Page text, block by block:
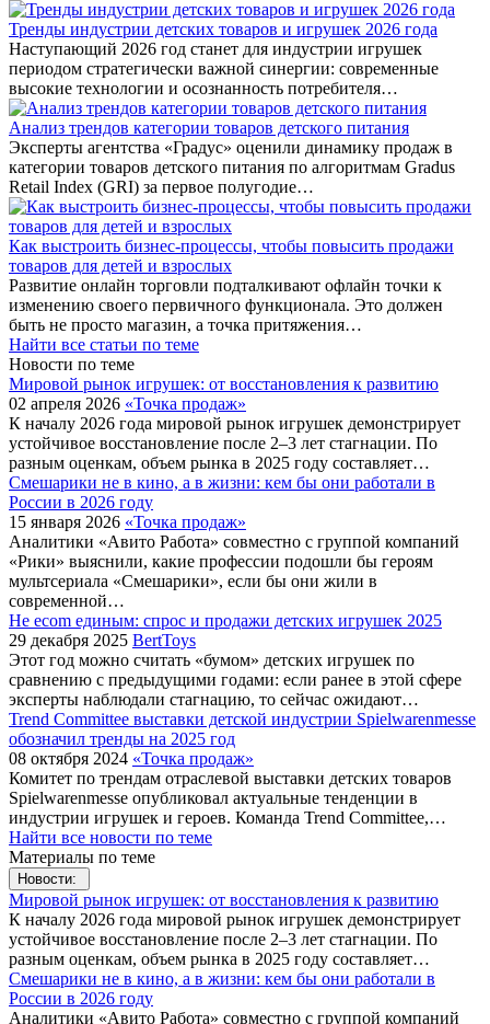
Тренды индустрии детских товаров и игрушек 2026 года
Наступающий 2026 год станет для индустрии игрушек
периодом стратегически важной синергии: современные
высокие технологии и осознанность потребителя…
Анализ трендов категории товаров детского питания
Эксперты агентства «Градус» оценили динамику продаж в
категории товаров детского питания по алгоритмам Gradus
Retail Index (GRI) за первое полугодие…
Как выстроить бизнес-процессы, чтобы повысить продажи
товаров для детей и взрослых
Развитие онлайн торговли подталкивают офлайн точки к
изменению своего первичного функционала. Это должен
быть не просто магазин, а точка притяжения…
Найти все статьи по теме
Новости по теме
Мировой рынок игрушек: от восстановления к развитию
02 апреля 2026 «Точка продаж»
К началу 2026 года мировой рынок игрушек демонстрирует
устойчивое восстановление после 2–3 лет стагнации. По
разным оценкам, объем рынка в 2025 году составляет…
Смешарики не в кино, а в жизни: кем бы они работали в
России в 2026 году
15 января 2026 «Точка продаж»
Аналитики «Авито Работа» совместно с группой компаний
«Рики» выяснили, какие профессии подошли бы героям
мультсериала «Смешарики», если бы они жили в
современной…
Не ecom единым: спрос и продажи детских игрушек 2025
29 декабря 2025 BertToys
Этот год можно считать «бумом» детских игрушек по
сравнению с предыдущими годами: если ранее в этой сфере
эксперты наблюдали стагнацию, то сейчас ожидают…
Trend Committee выставки детской индустрии Spielwarenmesse
обозначил тренды на 2025 год
08 октября 2024 «Точка продаж»
Комитет по трендам отраслевой выставки детских товаров
Spielwarenmesse опубликовал актуальные тенденции в
индустрии игрушек и героев. Команда Trend Committee,…
Найти все новости по теме
Материалы по теме
Новости:
Мировой рынок игрушек: от восстановления к развитию
К началу 2026 года мировой рынок игрушек демонстрирует
устойчивое восстановление после 2–3 лет стагнации. По
разным оценкам, объем рынка в 2025 году составляет…
Смешарики не в кино, а в жизни: кем бы они работали в
России в 2026 году
Аналитики «Авито Работа» совместно с группой компаний